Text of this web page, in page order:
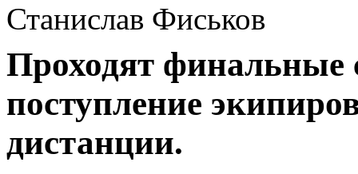
Станислав Фиськов
Проходят финальные
поступление
дистанции.